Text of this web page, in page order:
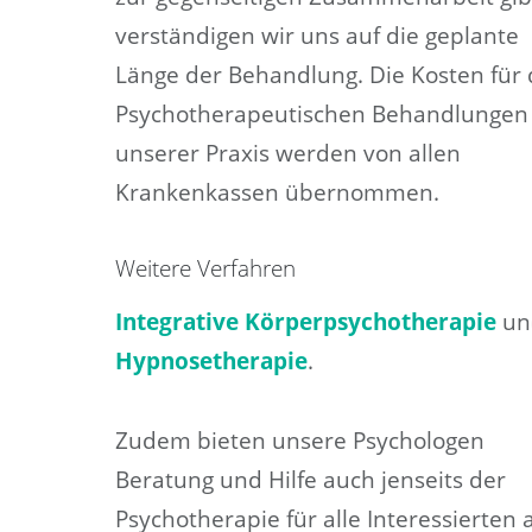
verständigen wir uns auf die geplante
Länge der Behandlung. Die Kosten für
Psychotherapeutischen
unserer Praxis werden von allen
Krankenkassen übernommen.
Weitere Verfahren
Integrative Körperpsychotherapie
Hypnosetherapie.
Zudem bieten unsere Psychologen
Beratung und Hilfe auch jenseits der
Psychotherapie für alle Interessierten